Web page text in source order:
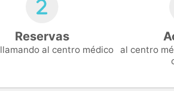
Reservas
al centro médico al centro